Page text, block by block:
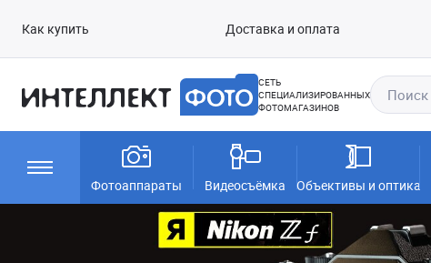
Как купить Доставка и оплата
СЕТЬ
СПЕЦИАЛИЗИРОВАННЫХ
ФОТОМАГАЗИНОВ
Фотоаппараты Видеосъёмка Объективы и оптика